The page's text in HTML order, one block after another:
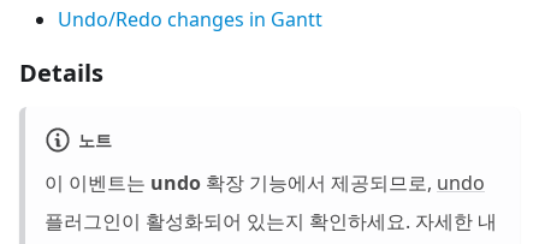
Undo/Redo changes in Gantt
Details
노트
이 이벤트는 undo 확장 기능에서 제공되므로, undo
플러그인이 활성화되어 있는지 확인하세요. 자세한 내